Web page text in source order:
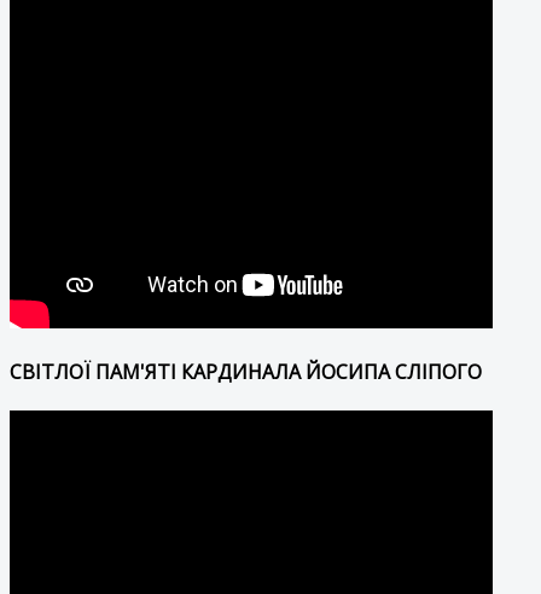
СВІТЛОЇ ПАМ'ЯТІ КАРДИНАЛА ЙОСИПА СЛІПОГО